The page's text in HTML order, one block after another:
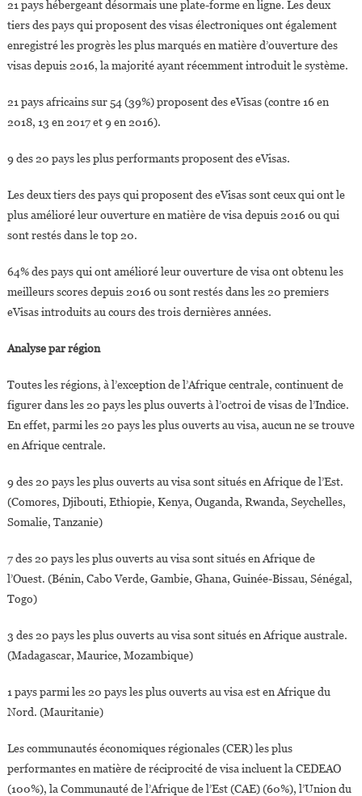
21 pays hébergeant désormais une plate-forme en ligne. Les deux
tiers des pays qui proposent des visas électroniques ont également
enregistré les progrès les plus marqués en matière d’ouverture des
visas depuis 2016, la majorité ayant récemment introduit le système.
21 pays africains sur 54 (39%) proposent des eVisas (contre 16 en
2018, 13 en 2017 et 9 en 2016).
9 des 20 pays les plus performants proposent des eVisas.
Les deux tiers des pays qui proposent des eVisas sont ceux qui ont le
plus amélioré leur ouverture en matière de visa depuis 2016 ou qui
sont restés dans le top 20.
64% des pays qui ont amélioré leur ouverture de visa ont obtenu les
meilleurs scores depuis 2016 ou sont restés dans les 20 premiers
eVisas introduits au cours des trois dernières années.
Analyse par région
Toutes les régions, à l’exception de l’Afrique centrale, continuent de
figurer dans les 20 pays les plus ouverts à l’octroi de visas de l’Indice.
En effet, parmi les 20 pays les plus ouverts au visa, aucun ne se trouve
en Afrique centrale.
9 des 20 pays les plus ouverts au visa sont situés en Afrique de l’Est.
(Comores, Djibouti, Ethiopie, Kenya, Ouganda, Rwanda, Seychelles,
Somalie, Tanzanie)
7 des 20 pays les plus ouverts au visa sont situés en Afrique de
l’Ouest. (Bénin, Cabo Verde, Gambie, Ghana, Guinée-Bissau, Sénégal,
Togo)
3 des 20 pays les plus ouverts au visa sont situés en Afrique australe.
(Madagascar, Maurice, Mozambique)
1 pays parmi les 20 pays les plus ouverts au visa est en Afrique du
Nord. (Mauritanie)
Les communautés économiques régionales (CER) les plus
performantes en matière de réciprocité de visa incluent la CEDEAO
(100%), la Communauté de l’Afrique de l’Est (CAE) (60%), l’Union du